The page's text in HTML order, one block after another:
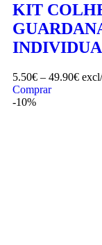
KIT
5.50€ – 49.90€
Comprar
-10%